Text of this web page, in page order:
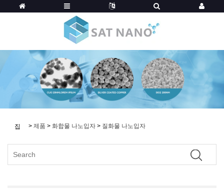
집 > 제품 > 화합물 나노입자 > 질화물 나노입자